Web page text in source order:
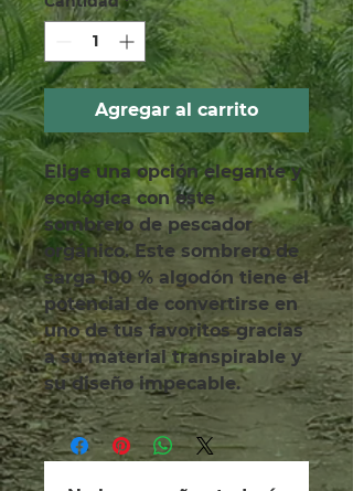
Agregar al carrito
Elige una opción elegante y
ecológica con este
sombrero de pescador
orgánico. Este sombrero de
sarga 100 % algodón tiene el
potencial de convertirse en
uno de tus favoritos gracias
a su material transpirable y
su diseño impecable.